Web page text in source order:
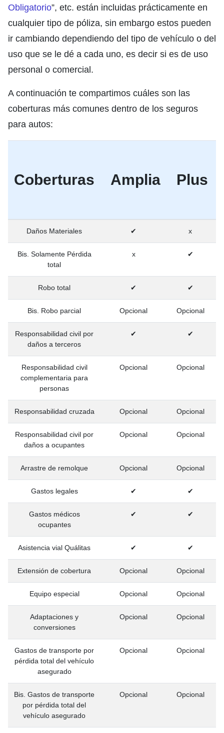
Obligatorio”, etc. están incluidas prácticamente en
cualquier tipo de póliza, sin embargo estos pueden
ir cambiando dependiendo del tipo de vehículo o del
uso que se le dé a cada uno, es decir si es de uso
personal o comercial.
A continuación te compartimos cuáles son las
coberturas más comunes dentro de los seguros
para autos:
Coberturas Amplia Plus
Daños Materiales ✔ x
Bis. Solamente Pérdida
total
x ✔
Robo total ✔ ✔
Bis. Robo parcial Opcional Opcional
Responsabilidad civil por
daños a terceros
✔ ✔
Responsabilidad civil
complementaria para
personas
Opcional Opcional
Responsabilidad cruzada Opcional Opcional
Responsabilidad civil por
daños a ocupantes
Opcional Opcional
Arrastre de remolque Opcional Opcional
Gastos legales ✔ ✔
Gastos médicos
ocupantes
✔ ✔
Asistencia vial Quálitas ✔ ✔
Extensión de cobertura Opcional Opcional
Equipo especial Opcional Opcional
Adaptaciones y
conversiones
Opcional Opcional
Gastos de transporte por
pérdida total del vehículo
asegurado
Opcional Opcional
Bis. Gastos de transporte
por pérdida total del
vehículo asegurado
Opcional Opcional